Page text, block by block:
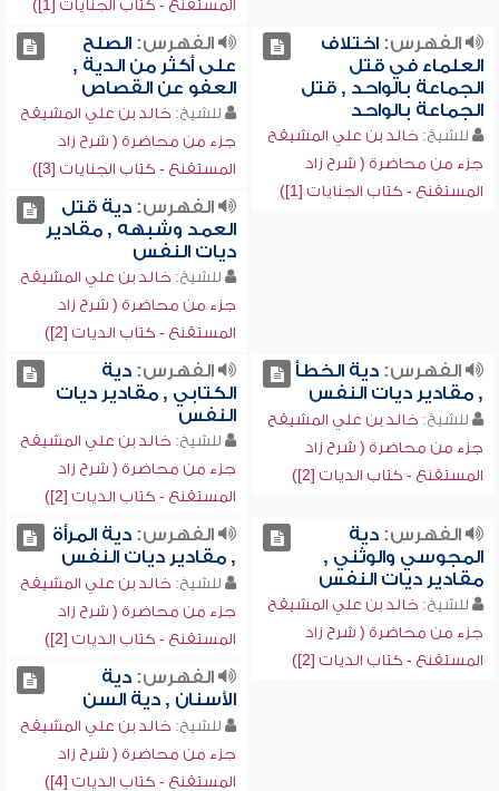
المستقنع - كتاب الجنايات [1])
الفهرس:اختلاف
العلماء في قتل
الجماعة بالواحد , قتل
الجماعة بالواحد
للشيخ: خالد بن علي المشيقح
جزء من محاضرة ( شرح زاد
المستقنع - كتاب الجنايات [1])
الفهرس:الصلح
على أكثر من الدية ,
العفو عن القصاص
للشيخ: خالد بن علي المشيقح
جزء من محاضرة ( شرح زاد
المستقنع - كتاب الجنايات [3])
الفهرس:دية قتل
العمد وشبهه , مقادير
ديات النفس
للشيخ: خالد بن علي المشيقح
جزء من محاضرة ( شرح زاد
المستقنع - كتاب الديات [2])
الفهرس:دية الخطأ
, مقادير ديات النفس
للشيخ: خالد بن علي المشيقح
جزء من محاضرة ( شرح زاد
المستقنع - كتاب الديات [2])
الفهرس:دية
الكتابي , مقادير ديات
النفس
للشيخ: خالد بن علي المشيقح
جزء من محاضرة ( شرح زاد
المستقنع - كتاب الديات [2])
الفهرس:دية
المجوسي والوثني ,
مقادير ديات النفس
للشيخ: خالد بن علي المشيقح
جزء من محاضرة ( شرح زاد
المستقنع - كتاب الديات [2])
الفهرس:دية المرأة
, مقادير ديات النفس
للشيخ: خالد بن علي المشيقح
جزء من محاضرة ( شرح زاد
المستقنع - كتاب الديات [2])
الفهرس:دية
الأسنان , دية السن
للشيخ: خالد بن علي المشيقح
جزء من محاضرة ( شرح زاد
المستقنع - كتاب الديات [4])